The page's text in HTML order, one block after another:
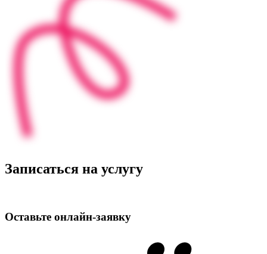
Записаться на услугу
Оставьте онлайн‑заявку